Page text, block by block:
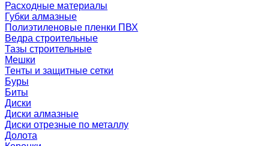
Расходные материалы
Губки алмазные
Полиэтиленовые пленки ПВХ
Ведра строительные
Тазы строительные
Мешки
Тенты и защитные сетки
Буры
Биты
Диски
Диски алмазные
Диски отрезные по металлу
Долота